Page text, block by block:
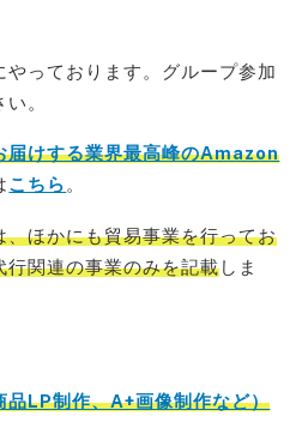
っております。グループ参加
。
届けする業界最高峰のAmazon
こちら。
、ほかにも貿易事業を行ってお
行関連の事業のみを記載しま
品LP制作、A+画像制作など）